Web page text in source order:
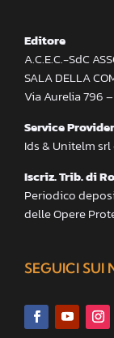
Editore
A.C.E.C.-SdC
SALA DELLA
Via Aurelia 796
Service Provider
Ids & Unitelm
Iscriz. Trib. di
Periodico
delle Opere
SEGUICI SUI